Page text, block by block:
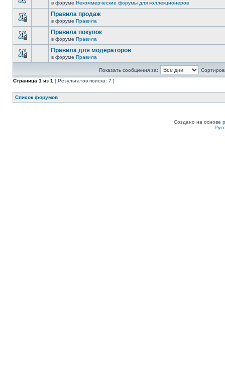
в форуме Некоммерческие форумы для коллекционеров
Правила продаж
в форуме Правила
Правила покупок
в форуме Правила
Правила для модераторов
в форуме Правила
Показать сообщения за:
Страница 1 из 1 [ Результатов поиска: 7 ]
Список форумов
Создано на основе